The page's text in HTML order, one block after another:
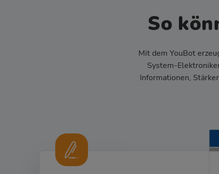
So
Mit dem YouBot
System-
Informationen,